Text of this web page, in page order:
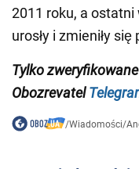
2011 roku, a ostatni
urosły i zmieniły
Tylko
Obozrevatel
/Wiadomości/